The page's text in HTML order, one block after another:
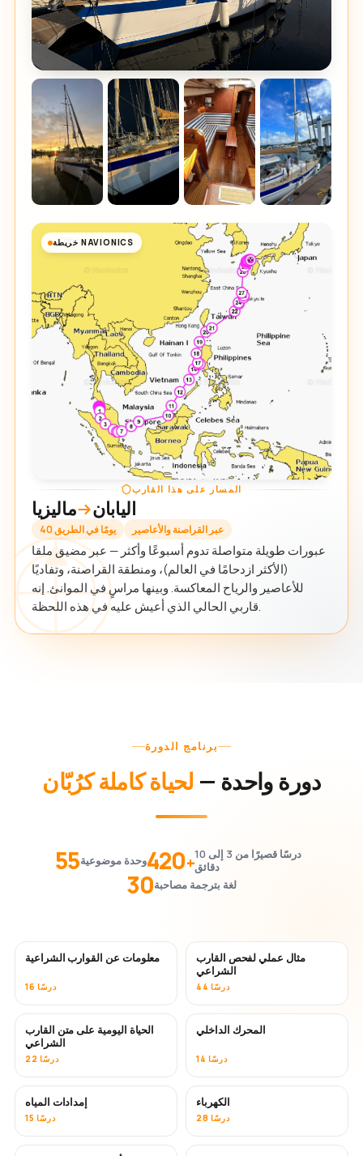
خريطة NAVIONICS
المسار على هذا القارب
ماليزيا اليابان
40 يومًا في الطريق عبر القراصنة والأعاصير
عبورات طويلة متواصلة تدوم أسبوعًا وأكثر — عبر مضيق ملقا
(الأكثر ازدحامًا في العالم)، ومنطقة القراصنة، وتفاديًا
للأعاصير والرياح المعاكسة. وبينها مراسٍ في الموانئ. إنه
قاربي الحالي الذي أعيش عليه في هذه اللحظة.
برنامج الدورة
دورة واحدة — لحياة كاملة كرُبّان
55وحدة موضوعية420+درسًا قصيرًا من 3 إلى 10
دقائق
30لغة بترجمة مصاحبة
معلومات عن القوارب الشراعية
16 درسًا
مثال عملي لفحص القارب
الشراعي
44 درسًا
الحياة اليومية على متن القارب
الشراعي
22 درسًا
المحرك الداخلي
14 درسًا
إمدادات المياه
15 درسًا
الكهرباء
28 درسًا